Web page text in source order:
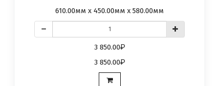
610.00мм x 450.00мм x 580.00мм
3 850.00
3 850.00